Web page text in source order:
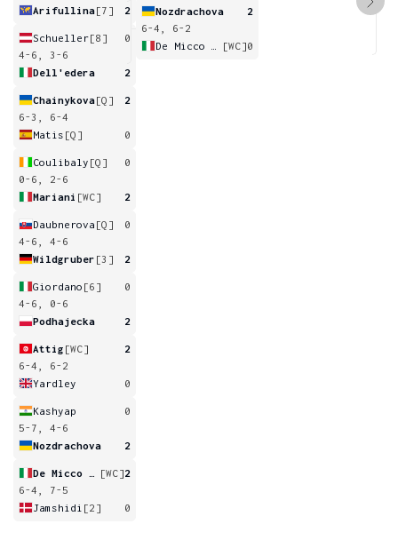
Arifullina[7] 2
Schueller[8]
0
4-6, 3-6
Dell'edera
2
Chainykova[Q]
2
6-3, 6-4
Matis [Q] 0
Coulibaly [Q]
0
0-6, 2-6
Mariani [WC] 2
Daubnerova [Q]
0
4-6, 4-6
Wildgruber [3] 2
Giordano [6]
0
4-6, 0-6
Podhajecka
2
Attig [WC]
2
6-4, 6-2
Yardley
0
Kashyap
0
5-7, 4-6
Nozdrachova
2
[WC]2
6-4, 7-5
Jamshidi [2] 0
Nozdrachova
2
6-4, 6-2
[WC]0